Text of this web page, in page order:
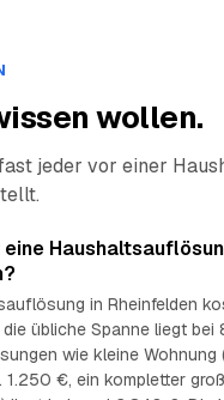
wollen.
jeder vor einer
in Rheinfelden
übliche Spanne liegt
wie kleine Wohnung
1.250 €, ein kompletter